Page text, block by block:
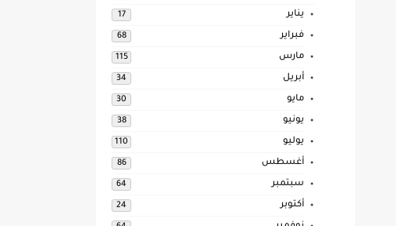
يناير 17
فبراير 68
مارس 115
أبريل 34
مايو 30
يونيو 38
يوليو 110
أغسطس 86
سبتمبر 64
أكتوبر 24